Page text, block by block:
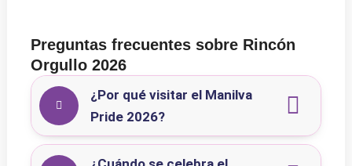
Preguntas frecuentes sobre Rincón
Orgullo 2026
¿Por qué visitar el Manilva
Pride 2026?